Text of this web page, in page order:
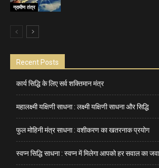
ग्रामीण तंत्र
Recent Posts
कार्य सिद्धि के लिए सर्व शक्तिमान मंत्र
महालक्ष्मी यक्षिणी साधना : लक्ष्मी यक्षिणी साधना और सिद्धि
फुल मोहिनी मंत्र साधना : वशीकरण का खतरनाक प्रयोग
स्वप्न सिद्धि साधना : स्वप्न में मिलेगा आपको हर सवाल का